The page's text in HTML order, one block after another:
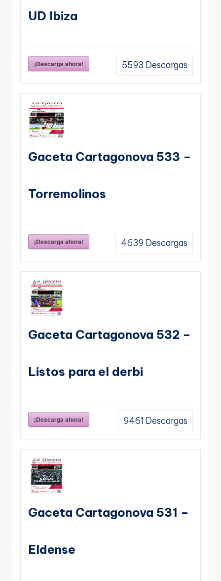
UD Ibiza
¡Descarga ahora! 5593 Descargas
Gaceta Cartagonova 533 –
Torremolinos
¡Descarga ahora! 4639 Descargas
Gaceta Cartagonova 532 –
Listos para el derbi
¡Descarga ahora! 9461 Descargas
Gaceta Cartagonova 531 –
Eldense